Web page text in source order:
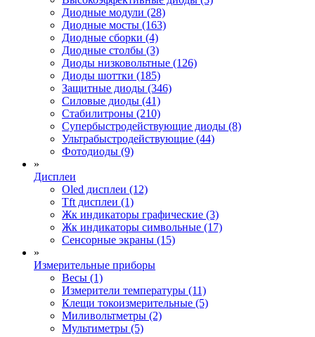
Диодные модули (28)
Диодные мосты (163)
Диодные сборки (4)
Диодные столбы (3)
Диоды низковольтные (126)
Диоды шоттки (185)
Защитные диоды (346)
Силовые диоды (41)
Стабилитроны (210)
Супербыстродействующие диоды (8)
Ультрабыстродействующие (44)
Фотодиоды (9)
»
Дисплеи
Oled дисплеи (12)
Tft дисплеи (1)
Жк индикаторы графические (3)
Жк индикаторы символьные (17)
Сенсорные экраны (15)
»
Измерительные приборы
Весы (1)
Измерители температуры (11)
Клещи токоизмерительные (5)
Миливольтметры (2)
Мультиметры (5)